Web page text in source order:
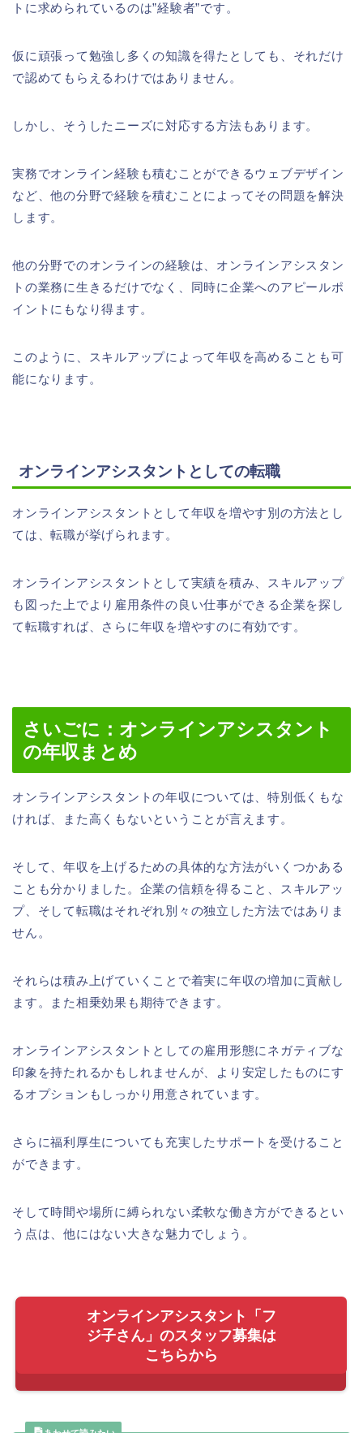
トに求められているのは”経験者”です。
仮に頑張って勉強し多くの知識を得たとしても、それだけ
で認めてもらえるわけではありません。
しかし、そうしたニーズに対応する方法もあります。
実務でオンライン経験も積むことができるウェブデザイン
など、他の分野で経験を積むことによってその問題を解決
します。
他の分野でのオンラインの経験は、オンラインアシスタン
トの業務に生きるだけでなく、同時に企業へのアピールポ
イントにもなり得ます。
このように、スキルアップによって年収を高めることも可
能になります。
オンラインアシスタントとしての転職
オンラインアシスタントとして年収を増やす別の方法とし
ては、転職が挙げられます。
オンラインアシスタントとして実績を積み、スキルアップ
も図った上でより雇用条件の良い仕事ができる企業を探し
て転職すれば、さらに年収を増やすのに有効です。
さいごに：オンラインアシスタント
の年収まとめ
オンラインアシスタントの年収については、特別低くもな
ければ、また高くもないということが言えます。
そして、年収を上げるための具体的な方法がいくつかある
ことも分かりました。企業の信頼を得ること、スキルアッ
プ、そして転職はそれぞれ別々の独立した方法ではありま
せん。
それらは積み上げていくことで着実に年収の増加に貢献し
ます。また相乗効果も期待できます。
オンラインアシスタントとしての雇用形態にネガティブな
印象を持たれるかもしれませんが、より安定したものにす
るオプションもしっかり用意されています。
さらに福利厚生についても充実したサポートを受けること
ができます。
そして時間や場所に縛られない柔軟な働き方ができるとい
う点は、他にはない大きな魅力でしょう。
オンラインアシスタント「フ
ジ子さん」のスタッフ募集は
こちらから